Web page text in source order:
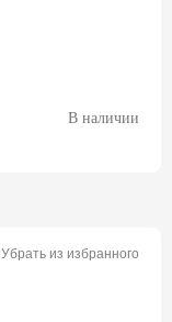
В наличии
Убрать из избранного